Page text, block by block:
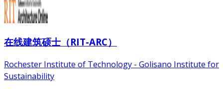
在线建筑硕士（RIT-ARC）
Rochester Institute of Technology - Golisano Institute for
Sustainability